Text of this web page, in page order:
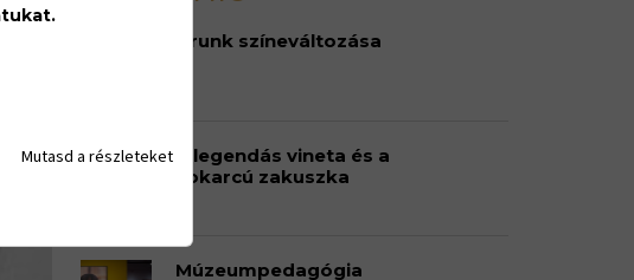
Urunk színeváltozása
A legendás vineta és a
sokarcú zakuszka
Múzeumpedagógia
Mutasd a részleteket